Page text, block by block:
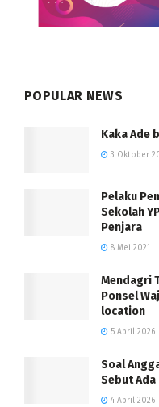
POPULAR NEWS
Kaka Ade
3 Oktober
Pelaku
Sekolah
Penjara
8 Mei 2021
Mendagri
Ponsel
location
5 April 2026
Soal
Sebut Ada
4 April 2026